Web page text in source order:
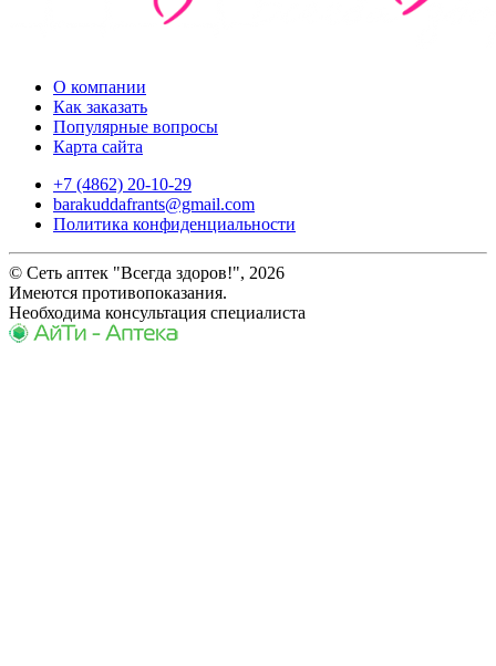
О компании
Как заказать
Популярные вопросы
Карта сайта
+7 (4862) 20-10-29
barakuddafrants@gmail.com
Политика конфиденциальности
© Сеть аптек "Всегда здоров!", 2026
Имеются противопоказания.
Необходима консультация специалиста